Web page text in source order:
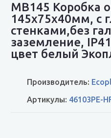
MB145 Коробка
145х75х40мм, с
стенками,без
заземление,
цвет белый
Производитель:
Артикулы: 46103PE-